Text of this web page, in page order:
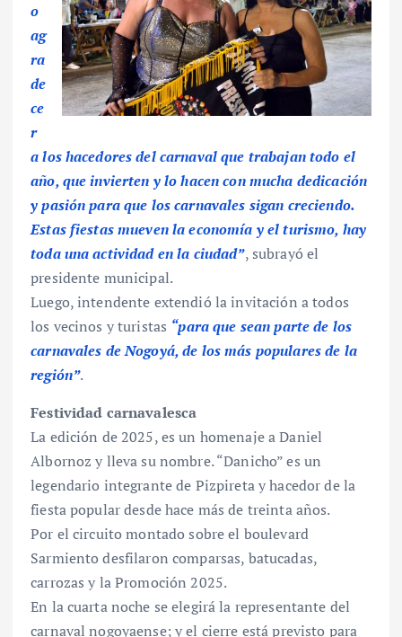
o
ag
ra
de
ce
r
a los hacedores del carnaval que trabajan todo el
año, que invierten y lo hacen con mucha dedicación
y pasión para que los carnavales sigan creciendo.
Estas fiestas mueven la economía y el turismo, hay
toda una actividad en la ciudad”, subrayó el
presidente municipal.
Luego, intendente extendió la invitación a todos
los vecinos y turistas “para que sean parte de los
carnavales de Nogoyá, de los más populares de la
región”.
Festividad carnavalesca
La edición de 2025, es un homenaje a Daniel
Albornoz y lleva su nombre. “Danicho” es un
legendario integrante de Pizpireta y hacedor de la
fiesta popular desde hace más de treinta años.
Por el circuito montado sobre el boulevard
Sarmiento desfilaron comparsas, batucadas,
carrozas y la Promoción 2025.
En la cuarta noche se elegirá la representante del
carnaval nogoyaense; y el cierre está previsto para